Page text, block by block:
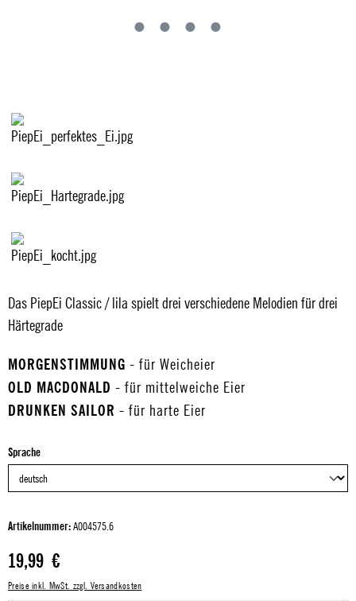
Das PiepEi Classic / lila spielt drei verschiedene Melodien für drei
Härtegrade
MORGENSTIMMUNG - für Weicheier
OLD MACDONALD - für mittelweiche Eier
DRUNKEN SAILOR - für harte Eier
Spracheauswählen
Artikelnummer:A004575.6
Regulärer Preis:
19,99 €
Preise inkl. MwSt. zzgl. Versandkosten